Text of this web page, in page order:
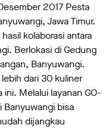
2017 Pesta
Jawa Timur.
kolaborasi antara
Berlokasi di Gedung
Banyuwangi.
dari 30 kuliner
ini. Melalui layanan GO-
Banyuwangi bisa
dijangkau